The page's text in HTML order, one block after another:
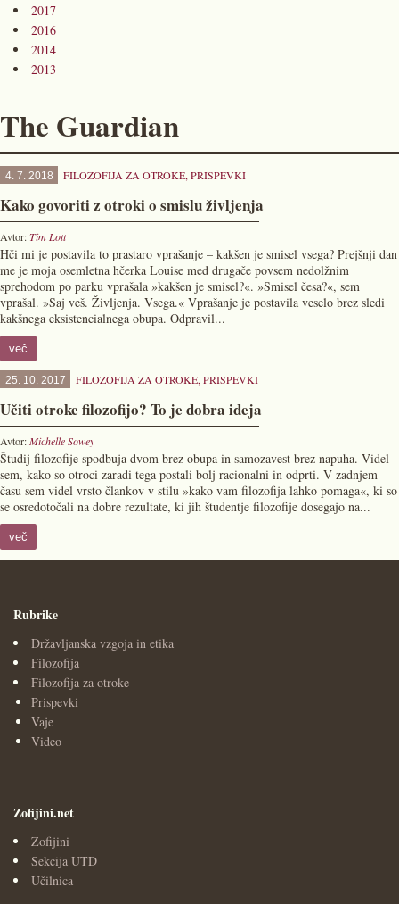
2017
2016
2014
2013
The Guardian
4. 7. 2018 FILOZOFIJA ZA OTROKE, PRISPEVKI
Kako govoriti z otroki o smislu življenja
Avtor:Tim Lott
Hči mi je postavila to prastaro vprašanje – kakšen je smisel vsega? Prejšnji dan
me je moja osemletna hčerka Louise med drugače povsem nedolžnim
sprehodom po parku vprašala »kakšen je smisel?«. »Smisel česa?«, sem
vprašal. »Saj veš. Življenja. Vsega.« Vprašanje je postavila veselo brez sledi
kakšnega eksistencialnega obupa. Odpravil...
več
25. 10. 2017 FILOZOFIJA ZA OTROKE, PRISPEVKI
Učiti otroke filozofijo? To je dobra ideja
Avtor:Michelle Sowey
Študij filozofije spodbuja dvom brez obupa in samozavest brez napuha. Videl
sem, kako so otroci zaradi tega postali bolj racionalni in odprti. V zadnjem
času sem videl vrsto člankov v stilu »kako vam filozofija lahko pomaga«, ki so
se osredotočali na dobre rezultate, ki jih študentje filozofije dosegajo na...
več
Rubrike
Državljanska vzgoja in etika
Filozofija
Filozofija za otroke
Prispevki
Vaje
Video
Zofijini.net
Zofijini
Sekcija UTD
Učilnica